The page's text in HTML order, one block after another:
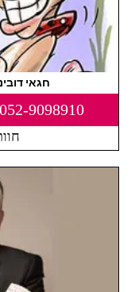
חגאי
052-9098910
חוות